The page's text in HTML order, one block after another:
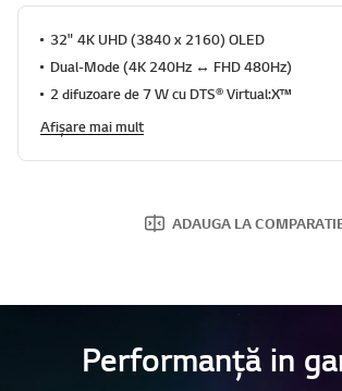
32" 4K UHD (3840 x 2160) OLED
Dual-Mode (4K 240Hz ↔ FHD 480Hz)
2 difuzoare de 7 W cu DTS® Virtual:X™
Afișare mai mult
ADAUGA LA
Performanță in